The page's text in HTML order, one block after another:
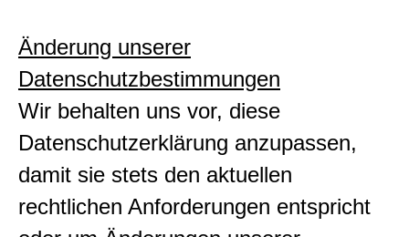
Änderung unserer
Datenschutzbestimmungen
Wir behalten uns vor, diese
Datenschutzerklärung anzupassen,
damit sie stets den aktuellen
rechtlichen Anforderungen entspricht